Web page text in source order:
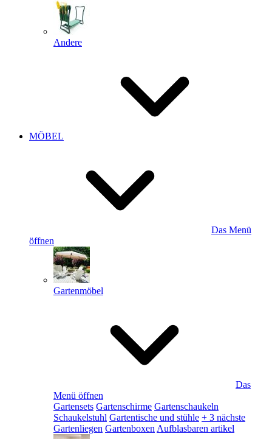
Andere
MÖBEL
Das Menü
öffnen
Gartenmöbel
Das
Menü öffnen
Gartensets Gartenschirme Gartenschaukeln
Schaukelstuhl Gartentische und stühle + 3 nächste
Gartenliegen Gartenboxen Aufblasbaren artikel